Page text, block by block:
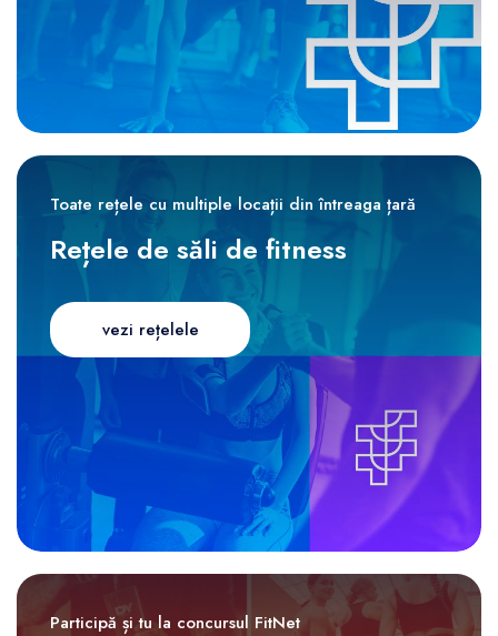
Toate rețele cu multiple locații din întreaga țară
Rețele de săli de fitness
vezi rețelele
Participă și tu la concursul FitNet